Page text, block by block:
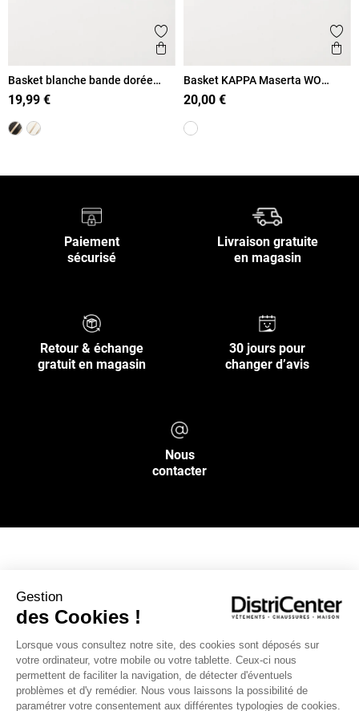
Gestion
des Cookies !
Lorsque vous consultez notre site, des cookies sont déposés sur
votre ordinateur, votre mobile ou votre tablette. Ceux-ci nous
permettent de faciliter la navigation, de détecter d'éventuels
problèmes et d'y remédier. Nous vous laissons la possibilité de
paramétrer votre consentement aux différentes typologies de cookies.
Ajouter aux favoris
Aperçu rapide
Basket blanche bande dorée
femme (36-41)
19,99 €
Basket KAPPA Maserta WO
femme (36-41)
20,00 €
Paiement
sécurisé
Livraison gratuite
en magasin
Retour & échange
gratuit en magasin
30 jours pour
changer d’avis
Nous
contacter
INFOS PRATIQUES
L’ENSEIGNE DISTRICENTER
Suivez-nous